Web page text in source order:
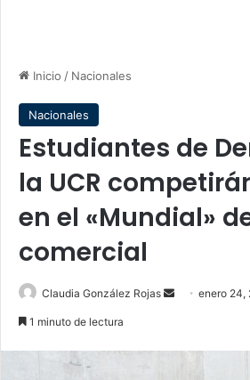
Inicio / Nacionales
Nacionales
Estudiantes de
la UCR
en el «Mundial»
comercial
Claudia González Rojas
Sendenero 24,
1 minuto de lectura